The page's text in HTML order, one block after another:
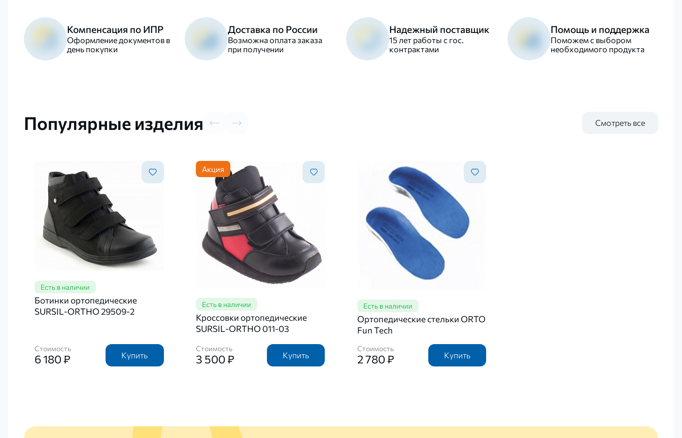
Компенсация по ИПР
Оформление документов в
день покупки
Доставка по России
Возможна оплата заказа
при получении
Надежный поставщик
15 лет работы c гос.
контрактами
Помощь и поддержка
Поможем с выбором
необходимого продукта
Популярные изделия Смотреть все
Ботинки ортопедические
SURSIL-ORTHO 29509-2
Стоимость
6 180 ₽ Купить
Акция
Кроссовки ортопедические
SURSIL-ORTHO 011-03
Стоимость
3 500 ₽ Купить
Ортопедические стельки ORTO
Fun Tech
Стоимость
2 780 ₽ Купить